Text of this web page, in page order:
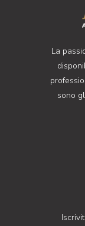
La
sono